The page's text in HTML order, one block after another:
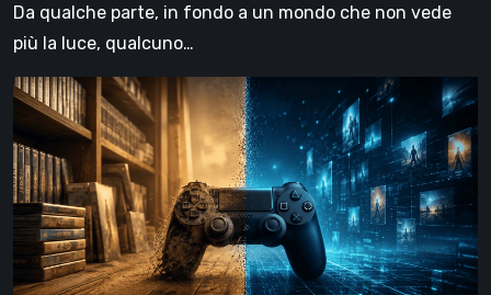
Da qualche parte, in fondo a un mondo che non vede
più la luce, qualcuno…
Il
futuro
del
formato
fisico
videogiochi